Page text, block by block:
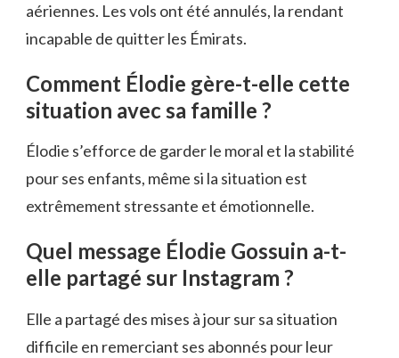
aériennes. Les vols ont été annulés, la rendant
incapable de quitter les Émirats.
Comment Élodie gère-t-elle cette
situation avec sa famille ?
Élodie s’efforce de garder le moral et la stabilité
pour ses enfants, même si la situation est
extrêmement stressante et émotionnelle.
Quel message Élodie Gossuin a-t-
elle partagé sur Instagram ?
Elle a partagé des mises à jour sur sa situation
difficile en remerciant ses abonnés pour leur